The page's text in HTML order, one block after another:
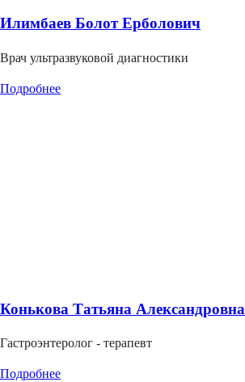
Илимбаев Болот Ерболович
Врач ультразвуковой диагностики
Подробнее
Конькова Татьяна Александровна
Гастроэнтеролог - терапевт
Подробнее